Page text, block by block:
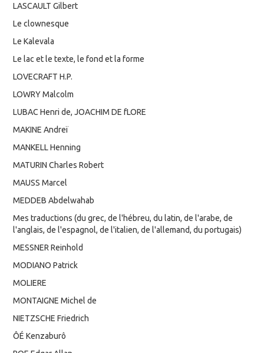
LASCAULT Gilbert
Le clownesque
Le Kalevala
Le lac et le texte, le fond et la forme
LOVECRAFT H.P.
LOWRY Malcolm
LUBAC Henri de, JOACHIM DE fLORE
MAKINE Andreï
MANKELL Henning
MATURIN Charles Robert
MAUSS Marcel
MEDDEB Abdelwahab
Mes traductions (du grec, de l'hébreu, du latin, de l'arabe, de
l'anglais, de l'espagnol, de l'italien, de l'allemand, du portugais)
MESSNER Reinhold
MODIANO Patrick
MOLIERE
MONTAIGNE Michel de
NIETZSCHE Friedrich
ÔÉ Kenzaburô